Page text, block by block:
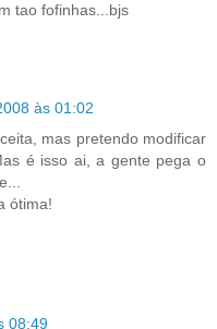
tao fofinhas...bjs
às 01:02
mas pretendo modificar
é isso ai, a gente pega o
ótima!
08:49